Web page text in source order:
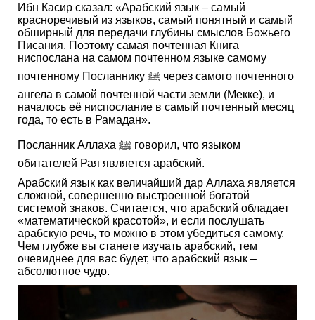
Ибн Касир сказал: «Арабский язык – самый
красноречивый из языков, самый понятный и самый
обширный для передачи глубины смыслов Божьего
Писания. Поэтому самая почтенная Книга
ниспослана на самом почтенном языке самому
почтенному Посланнику ﷺ через самого почтенного
ангела в самой почтенной части земли (Мекке), и
началось её ниспослание в самый почтенный месяц
года, то есть в Рамадан».
Посланник Аллаха ﷺ говорил, что языком
обитателей Рая является арабский.
Арабский язык как величайший дар Аллаха является
сложной, совершенно выстроенной богатой
системой знаков. Считается, что арабский обладает
«математической красотой», и если послушать
арабскую речь, то можно в этом убедиться самому.
Чем глубже вы станете изучать арабский, тем
очевиднее для вас будет, что арабский язык –
абсолютное чудо.